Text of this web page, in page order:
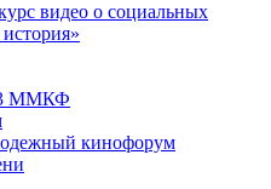
видео о социальных
ММКФ
кинофорум